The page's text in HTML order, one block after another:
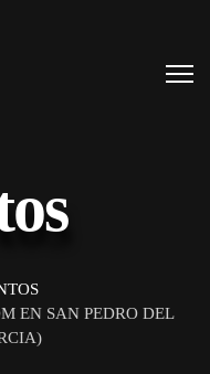
EN SAN PEDRO DEL